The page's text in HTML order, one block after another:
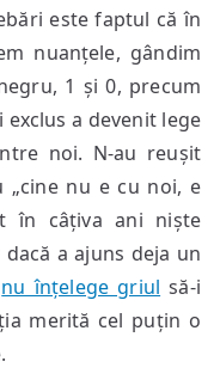
este faptul că în
nuanțele, gândim
1 și 0, precum
a devenit lege
noi. N-au reușit
„cine nu e cu noi, e
în câțiva ani niște
a ajuns deja un
nu înțelege griul să-i
merită cel puțin o